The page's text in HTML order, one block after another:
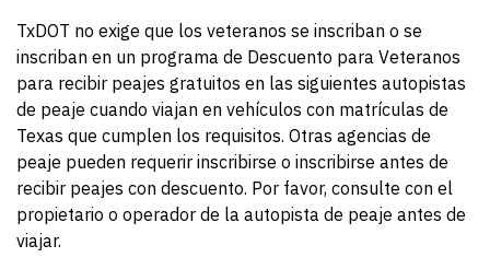
TxDOT no exige que los veteranos se inscriban o se
inscriban en un programa de Descuento para Veteranos
para recibir peajes gratuitos en las siguientes autopistas
de peaje cuando viajan en vehículos con matrículas de
Texas que cumplen los requisitos. Otras agencias de
peaje pueden requerir inscribirse o inscribirse antes de
recibir peajes con descuento. Por favor, consulte con el
propietario o operador de la autopista de peaje antes de
viajar.